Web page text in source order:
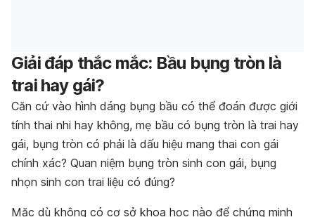
Giải đáp thắc mắc: Bầu bụng tròn là
trai hay gái?
Căn cứ vào hình dáng bụng bầu có thể đoán được giới
tính thai nhi hay không, mẹ bầu có bụng tròn là trai hay
gái, bụng tròn có phải là dấu hiệu mang thai con gái
chính xác? Quan niệm bụng tròn sinh con gái, bụng
nhọn sinh con trai liệu có đúng?
Mặc dù không có cơ sở khoa học nào để chứng minh